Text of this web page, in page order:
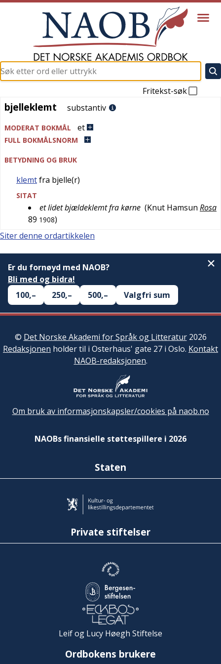
Fritekst-søk
bjelleklemt
bjelleklemt substantiv
MODERAT BOKMÅL et
FULL BOKMÅLSNORM
BETYDNING OG BRUK
klemtfra bjelle(r)
SITAT
et lidet bjældeklemt fra kørne (Knut Hamsun Rosa
89 1908)
Siter denne ordartikkelen
Er du fornøyd med NAOB?
Bli med og bidra!
100,–
250,– 500,– Valgfri sum
© Det Norske Akademi for Språk og Litteratur2026
Redaksjonen holder til i Osterhaus' gate 27 i Oslo. Kontakt
NAOB-redaksjonen.
Om bruk av informasjonskapsler/cookies på naob.no
NAOBs finansielle støttespillere i 2026
Staten
Private stiftelser
Leif og Lucy Høegh Stiftelse
Ordbokens brukere